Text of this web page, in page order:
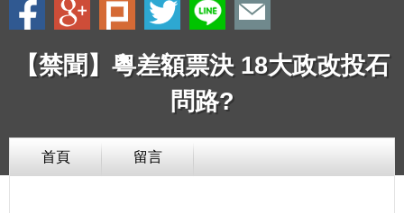
【禁聞】粵差額票決 18大政改投石
問路?
首頁 留言